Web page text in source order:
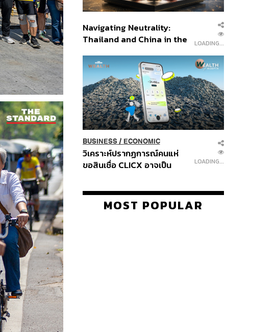
Navigating Neutrality:
Thailand and China in the
Order
LOADING...
BUSINESS/ ECONOMIC
วิเคราะห์ปรากฏการณ์คนแห่
ขอสินเชื่อ CLICX อาจเป็น
ปัญหาหนี้ครัวเรือนไทยที่ถูกซุก
LOADING...
MOST POPULAR